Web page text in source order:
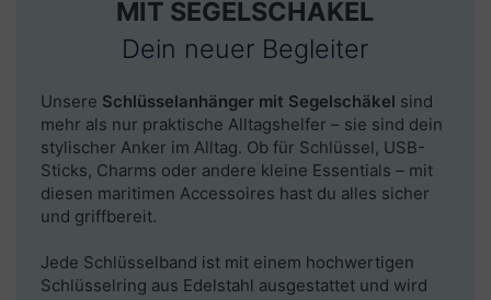
MIT SEGELSCHÄKEL
Dein neuer Begleiter
Unsere Schlüsselanhänger mit Segelschäkel sind
mehr als nur praktische Alltagshelfer – sie sind dein
stylischer Anker im Alltag. Ob für Schlüssel, USB-
Sticks, Charms oder andere kleine Essentials – mit
diesen maritimen Accessoires hast du alles sicher
und griffbereit.
Jede Schlüsselband ist mit einem hochwertigen
Schlüsselring aus Edelstahl ausgestattet und wird